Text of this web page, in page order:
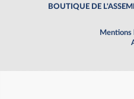
BOUTIQUE DE
Mentions